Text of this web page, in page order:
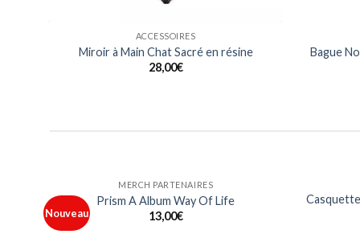
ACCESSOIRES
Miroir à Main Chat Sacré en résine
28,00€
Bague
HOMMES
T Shirt Logo Les 10 ans France Metal
15,00